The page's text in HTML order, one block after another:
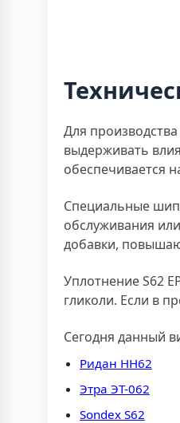
Для
выдерживать
обеспечивается
Специальные
обслуживания
добавки,
Уплотнение S62
гликоли. Если в
Сегодня данный
Ридан НН62
Этра ЭТ-062
Sondex S62